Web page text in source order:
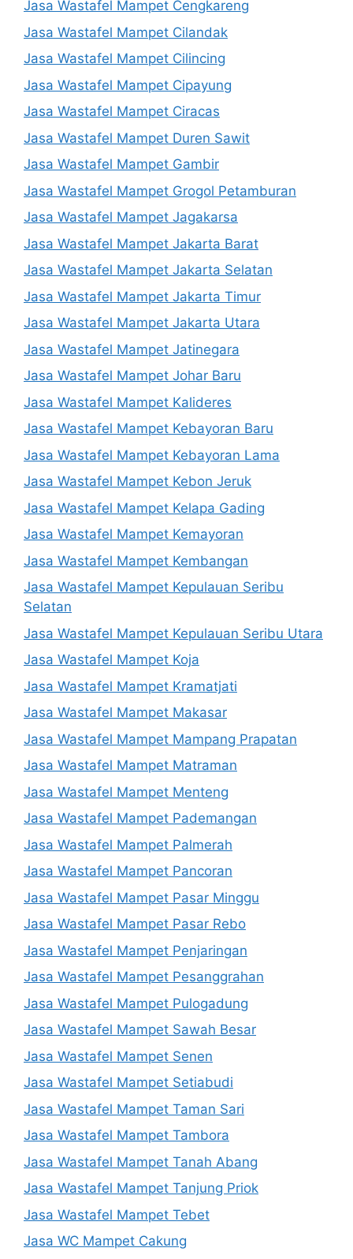
Jasa Wastafel Mampet Cengkareng
Jasa Wastafel Mampet Cilandak
Jasa Wastafel Mampet Cilincing
Jasa Wastafel Mampet Cipayung
Jasa Wastafel Mampet Ciracas
Jasa Wastafel Mampet Duren Sawit
Jasa Wastafel Mampet Gambir
Jasa Wastafel Mampet Grogol Petamburan
Jasa Wastafel Mampet Jagakarsa
Jasa Wastafel Mampet Jakarta Barat
Jasa Wastafel Mampet Jakarta Selatan
Jasa Wastafel Mampet Jakarta Timur
Jasa Wastafel Mampet Jakarta Utara
Jasa Wastafel Mampet Jatinegara
Jasa Wastafel Mampet Johar Baru
Jasa Wastafel Mampet Kalideres
Jasa Wastafel Mampet Kebayoran Baru
Jasa Wastafel Mampet Kebayoran Lama
Jasa Wastafel Mampet Kebon Jeruk
Jasa Wastafel Mampet Kelapa Gading
Jasa Wastafel Mampet Kemayoran
Jasa Wastafel Mampet Kembangan
Jasa Wastafel Mampet Kepulauan Seribu
Selatan
Jasa Wastafel Mampet Kepulauan Seribu Utara
Jasa Wastafel Mampet Koja
Jasa Wastafel Mampet Kramatjati
Jasa Wastafel Mampet Makasar
Jasa Wastafel Mampet Mampang Prapatan
Jasa Wastafel Mampet Matraman
Jasa Wastafel Mampet Menteng
Jasa Wastafel Mampet Pademangan
Jasa Wastafel Mampet Palmerah
Jasa Wastafel Mampet Pancoran
Jasa Wastafel Mampet Pasar Minggu
Jasa Wastafel Mampet Pasar Rebo
Jasa Wastafel Mampet Penjaringan
Jasa Wastafel Mampet Pesanggrahan
Jasa Wastafel Mampet Pulogadung
Jasa Wastafel Mampet Sawah Besar
Jasa Wastafel Mampet Senen
Jasa Wastafel Mampet Setiabudi
Jasa Wastafel Mampet Taman Sari
Jasa Wastafel Mampet Tambora
Jasa Wastafel Mampet Tanah Abang
Jasa Wastafel Mampet Tanjung Priok
Jasa Wastafel Mampet Tebet
Jasa WC Mampet Cakung